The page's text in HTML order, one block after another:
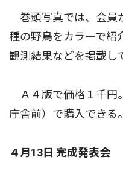
巻頭写真では、会員
種の野鳥をカラーで紹
観測結果などを掲載し
Ａ４版で価格１千円
庁舎前）で購入できる。
４月13日 完成発表会